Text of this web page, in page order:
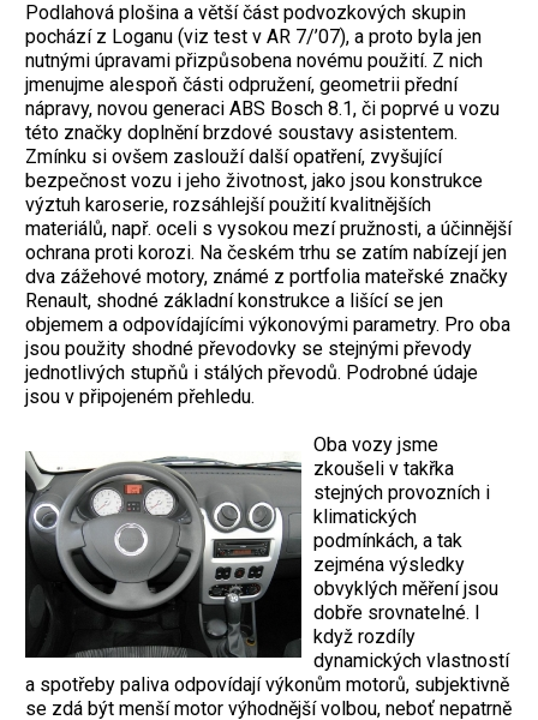
Podlahová plošina a větší část podvozkových skupin
pochází z Loganu (viz test v AR 7/’07), a proto byla jen
nutnými úpravami přizpůsobena novému použití. Z nich
jmenujme alespoň části odpružení, geometrii přední
nápravy, novou generaci ABS Bosch 8.1, či poprvé u vozu
této značky doplnění brzdové soustavy asistentem.
Zmínku si ovšem zaslouží další opatření, zvyšující
bezpečnost vozu i jeho životnost, jako jsou konstrukce
výztuh karoserie, rozsáhlejší použití kvalitnějších
materiálů, např. oceli s vysokou mezí pružnosti, a účinnější
ochrana proti korozi. Na českém trhu se zatím nabízejí jen
dva zážehové motory, známé z portfolia mateřské značky
Renault, shodné základní konstrukce a lišící se jen
objemem a odpovídajícími výkonovými parametry. Pro oba
jsou použity shodné převodovky se stejnými převody
jednotlivých stupňů i stálých převodů. Podrobné údaje
jsou v připojeném přehledu.
Oba vozy jsme
zkoušeli v takřka
stejných provozních i
klimatických
podmínkách, a tak
zejména výsledky
obvyklých měření jsou
dobře srovnatelné. I
když rozdíly
dynamických vlastností
a spotřeby paliva odpovídají výkonům motorů, subjektivně
se zdá být menší motor výhodnější volbou, neboť nepatrně